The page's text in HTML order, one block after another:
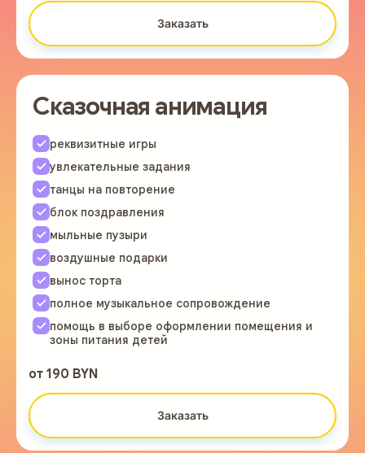
Заказать
Сказочная анимация
реквизитные игры
увлекательные задания
танцы на повторение
блок поздравления
мыльные пузыри
воздушные подарки
вынос торта
полное музыкальное сопровождение
помощь в выборе оформлении помещения и
зоны питания детей
от 190 BYN
Заказать